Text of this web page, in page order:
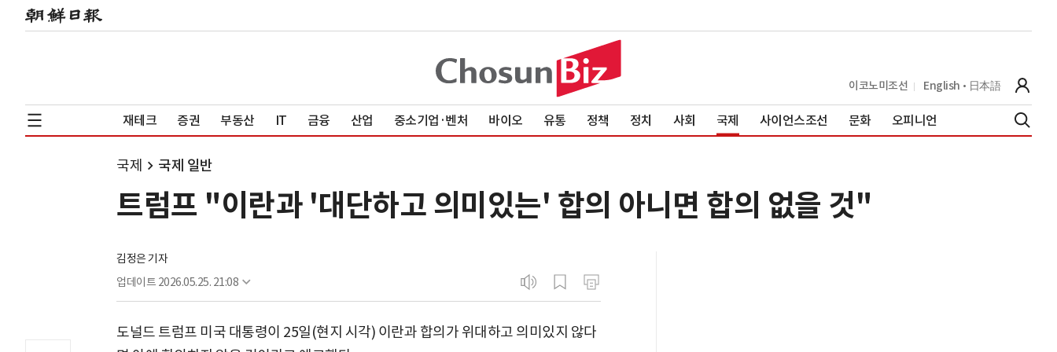
이코노미조선 English 日本語
재테크 증권 부동산 IT 금융 산업 중소기업·벤처 바이오 유통 정책 정치 사회 국제 사이언스조선 문화 오피니언
국제 국제 일반
트럼프 "이란과 '대단하고 의미있는' 합의 아니면 합의 없을 것"
김정은 기자
업데이트 2026.05.25. 21:08
도널드 트럼프 미국 대통령이 25일(현지 시각) 이란과 합의가 위대하고 의미있지 않다